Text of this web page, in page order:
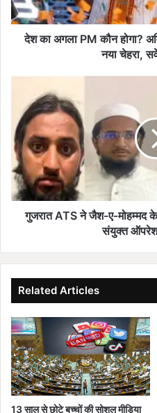
M
कौ
शा
ह
,
यो
गी
ई
न
या
चे
ह
रा
देश का अगला PM कौन होगा?
नया चेहरा,
त
A
T
S
ने
जै
म्म
द
के
8
सं
दि
ग्धों
को
गुजरात ATS ने जैश-ए-मोहम्मद के
संयुक्त
Related Articles
13 साल से छोटे बच्चों की सोशल मीडिया